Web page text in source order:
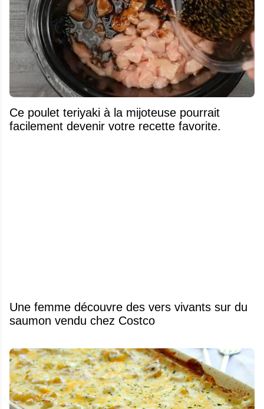
Ce poulet teriyaki à la mijoteuse pourrait
facilement devenir votre recette favorite.
Une femme découvre des vers vivants sur du
saumon vendu chez Costco